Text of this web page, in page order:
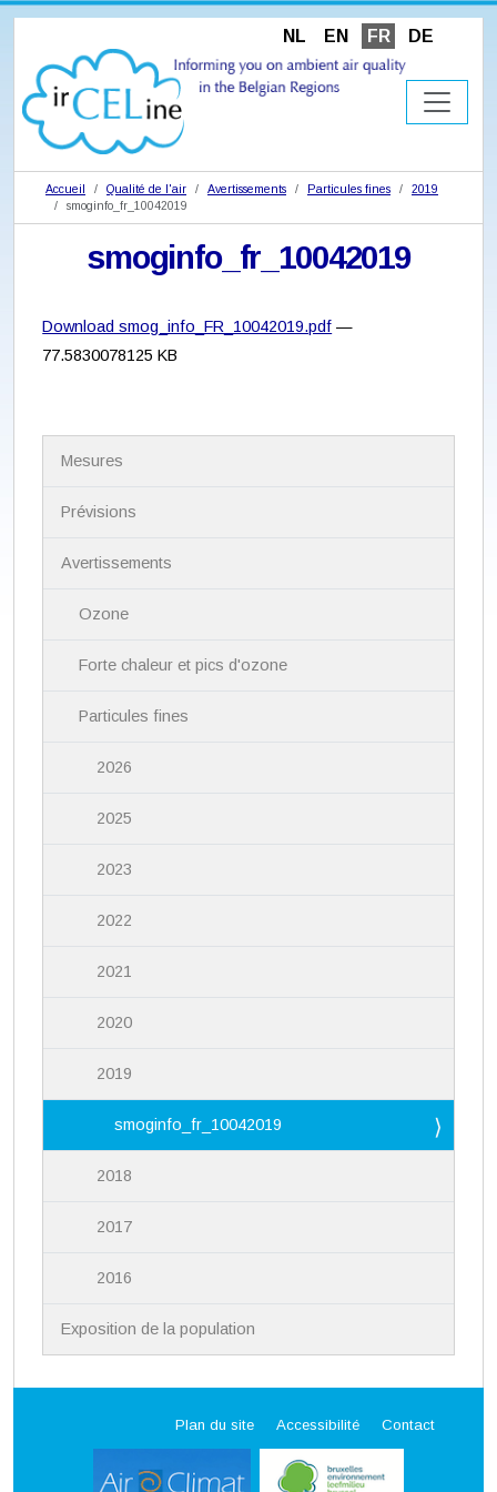
NL EN FR DE
Accueil Qualité de l'air Avertissements Particules fines
2019
smoginfo_fr_10042019
smoginfo_fr_10042019
Download smog_info_FR_10042019.pdf —
77.5830078125 KB
Mesures
Prévisions
Avertissements
Ozone
Forte chaleur et pics d'ozone
Particules fines
2026
2025
2023
2022
2021
2020
2019
smoginfo_fr_10042019
2018
2017
2016
Exposition de la population
Plan du site Accessibilité Contact